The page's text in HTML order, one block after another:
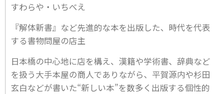
すわらや・いちべえ
『解体新書』など先進的な本を出版した、時代を代表
する書物問屋の店主
日本橋の中心地に店を構え、漢籍や学術書、辞典など
を扱う大手本屋の商人でありながら、平賀源内や杉田
玄白などが書いた“新しい本”を数多く出版する個性的